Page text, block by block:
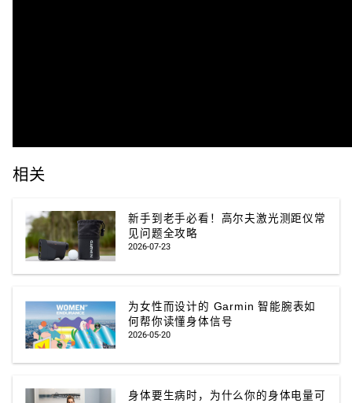
相关
新手到老手必看！高尔夫激光测距仪常
见问题全攻略
2026-07-23
为女性而设计的 Garmin 智能腕表如
何帮你读懂身体信号
2026-05-20
身体要生病时，为什么你的身体电量可